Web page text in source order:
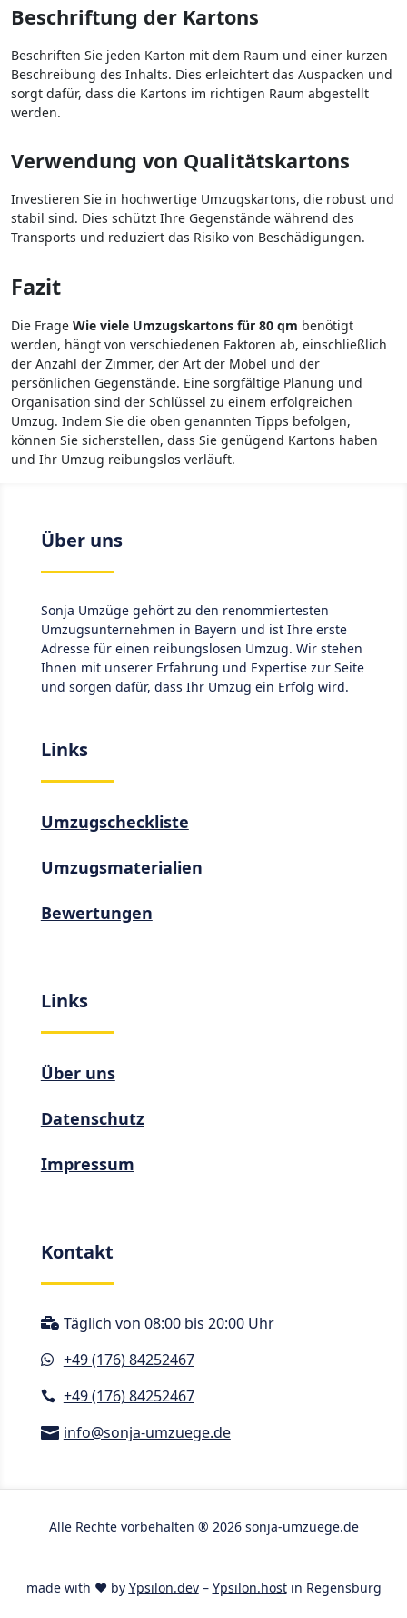
Beschriftung der Kartons
Beschriften Sie jeden Karton mit dem Raum und einer kurzen
Beschreibung des Inhalts. Dies erleichtert das Auspacken und
sorgt dafür, dass die Kartons im richtigen Raum abgestellt
werden.
Verwendung von Qualitätskartons
Investieren Sie in hochwertige Umzugskartons, die robust und
stabil sind. Dies schützt Ihre Gegenstände während des
Transports und reduziert das Risiko von Beschädigungen.
Fazit
Die Frage Wie viele Umzugskartons für 80 qm benötigt
werden, hängt von verschiedenen Faktoren ab, einschließlich
der Anzahl der Zimmer, der Art der Möbel und der
persönlichen Gegenstände. Eine sorgfältige Planung und
Organisation sind der Schlüssel zu einem erfolgreichen
Umzug. Indem Sie die oben genannten Tipps befolgen,
können Sie sicherstellen, dass Sie genügend Kartons haben
und Ihr Umzug reibungslos verläuft.
Über uns
Sonja Umzüge gehört zu den renommiertesten
Umzugsunternehmen in Bayern und ist Ihre erste
Adresse für einen reibungslosen Umzug. Wir stehen
Ihnen mit unserer Erfahrung und Expertise zur Seite
und sorgen dafür, dass Ihr Umzug ein Erfolg wird.
Links
Umzugscheckliste
Umzugsmaterialien
Bewertungen
Links
Über uns
Datenschutz
Impressum
Kontakt
 Täglich von 08:00 bis 20:00 Uhr
 +49 (176) 84252467
 +49 (176) 84252467
 info@sonja-umzuege.de
Alle Rechte vorbehalten ® 2026 sonja-umzuege.de
made with ♥ by Ypsilon.dev– Ypsilon.hostin Regensburg